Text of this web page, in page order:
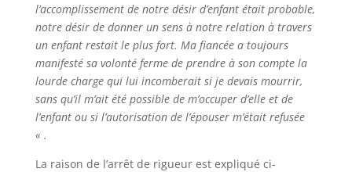
l’accomplissement de notre désir d’enfant était probable,
notre désir de donner un sens à notre relation à travers
un enfant restait le plus fort. Ma fiancée a toujours
manifesté sa volonté ferme de prendre à son compte la
lourde charge qui lui incomberait si je devais mourrir,
sans qu’il m’ait été possible de m’occuper d’elle et de
l’enfant ou si l’autorisation de l’épouser m’était refusée
« .
La raison de l’arrêt de rigueur est expliqué ci-